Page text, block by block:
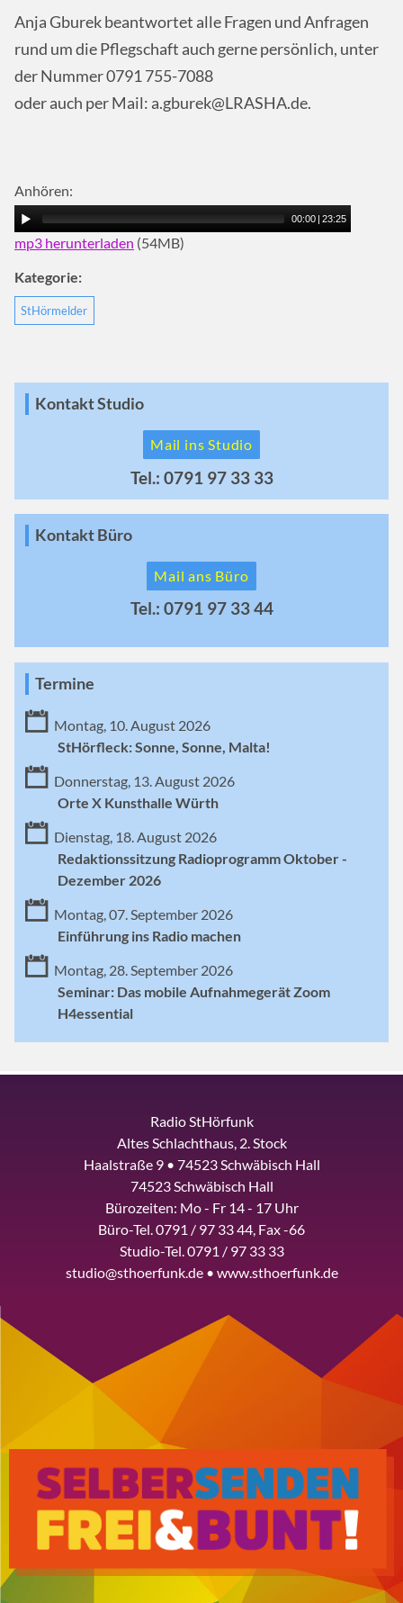
Anja Gburek beantwortet alle Fragen und Anfragen
rund um die Pflegschaft auch gerne persönlich, unter
der Nummer 0791 755-7088
oder auch per Mail: a.gburek@LRASHA.de.
Anhören:
00:00 | 23:25
mp3 herunterladen (54MB)
Kategorie:
StHörmelder
Kontakt Studio
Mail ins Studio
Tel.: 0791 97 33 33
Kontakt Büro
Mail ans Büro
Tel.: 0791 97 33 44
Termine
Montag, 10. August 2026
StHörfleck: Sonne, Sonne, Malta!
Donnerstag, 13. August 2026
Orte X Kunsthalle Würth
Dienstag, 18. August 2026
Redaktionssitzung Radioprogramm Oktober -
Dezember 2026
Montag, 07. September 2026
Einführung ins Radio machen
Montag, 28. September 2026
Seminar: Das mobile Aufnahmegerät Zoom
H4essential
Radio StHörfunk
Altes Schlachthaus, 2. Stock
Haalstraße 9 • 74523 Schwäbisch Hall
74523 Schwäbisch Hall
Bürozeiten: Mo - Fr 14 - 17 Uhr
Büro-Tel. 0791 / 97 33 44, Fax -66
Studio-Tel. 0791 / 97 33 33
studio@sthoerfunk.de • www.sthoerfunk.de